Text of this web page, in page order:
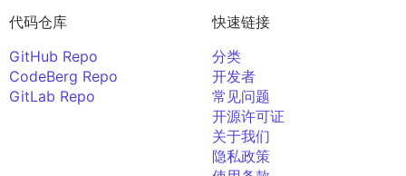
代码仓库
GitHub Repo
CodeBerg Repo
GitLab Repo
快速链接
分类
开发者
常见问题
开源许可证
关于我们
隐私政策